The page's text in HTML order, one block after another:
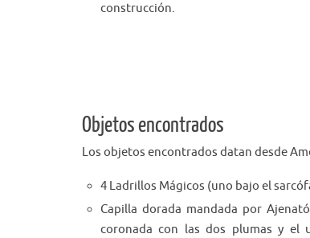
construcción.
Objetos encontrados
Los objetos encontrados datan desde
4 Ladrillos Mágicos (uno bajo el
Capilla dorada mandada por
coronada con las dos plumas y el